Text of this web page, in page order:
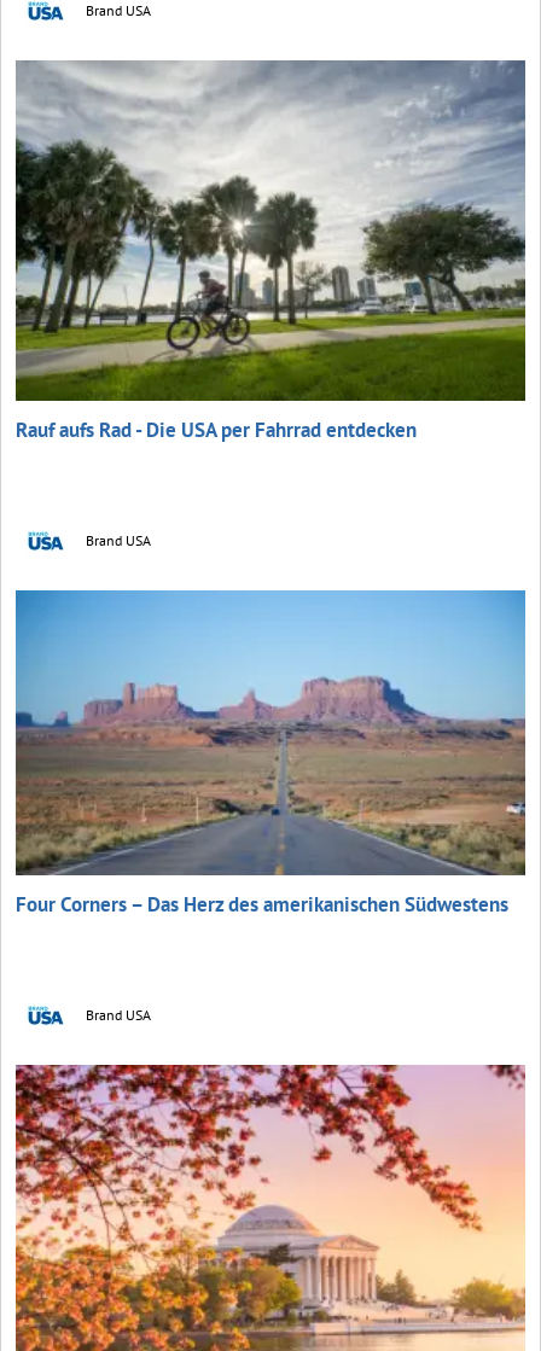
Brand USA
Rauf aufs Rad - Die USA per Fahrrad entdecken
Brand USA
Four Corners – Das Herz des amerikanischen Südwestens
Brand USA